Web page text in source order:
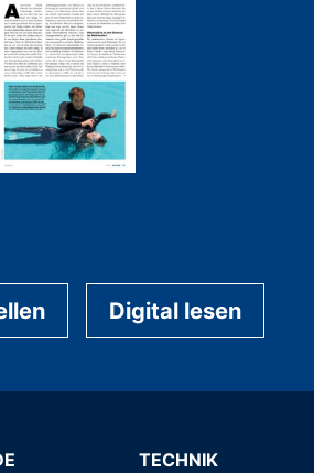
Digital lesen
TECHNIK